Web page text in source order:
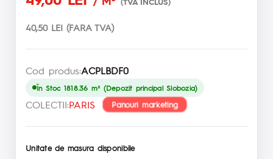
40,50 LEI (FARA TVA)
Cod produs:ACPLBDF0
În Stoc 1818.36 m² (Depozit principal Slobozia)
COLECTII:PARIS Panouri marketing
Unitate de masura disponibile